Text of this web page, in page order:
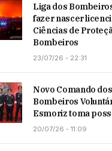
Liga dos
fazer nascer
Ciências de
Bombeiros
23/07/26 - 22:31
Novo Comando dos
Bombeiros
Esmoriz toma
20/07/26 - 11:09